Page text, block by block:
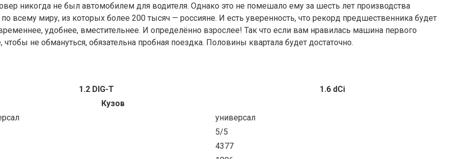
никогда не был автомобилем для водителя. Однако это не помешало ему за шесть лет производства
всему миру, из которых более 200 тысяч — россияне. И есть уверенность, что рекорд предшественника будет
удобнее, вместительнее. И определённо взрослее! Так что если вам нравилась машина первого
не обмануться, обязательна пробная поездка. Половины квартала будет достаточно.
1.2 DIG-T
1.6 dCi
Кузов
универсал
5/5
4377